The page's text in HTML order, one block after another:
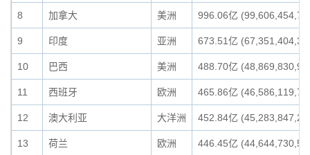
8 加拿大 美洲 996.06亿
9 印度 亚洲 673.51亿
10 巴西 美洲 488.70亿
11 西班牙 欧洲 465.86亿
12 澳大利亚 大洋洲 452.84亿
13 荷兰 欧洲 446.45亿